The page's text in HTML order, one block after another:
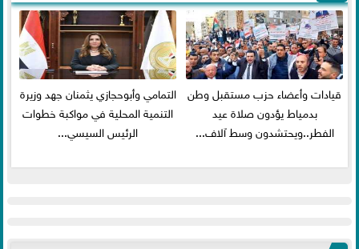
قيادات وأعضاء حزب مستقبل وطن
بدمياط يؤدون صلاة عيد
الفطر..ويحتشدون وسط آلاف...
التمامي وأبوحجازي يثمنان جهد وزيرة
التنمية المحلية في مواكبة خطوات
الرئيس السيسي...